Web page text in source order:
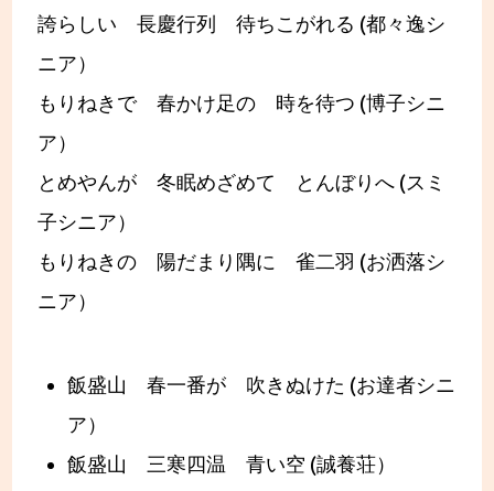
誇らしい 長慶行列 待ちこがれる (都々逸シ
ニア）
もりねきで 春かけ足の 時を待つ (博子シニ
ア）
とめやんが 冬眠めざめて とんぼりへ (スミ
子シニア）
もりねきの 陽だまり隅に 雀二羽 (お洒落シ
ニア）
飯盛山 春一番が 吹きぬけた (お達者シニ
ア）
飯盛山 三寒四温 青い空 (誠養荘）